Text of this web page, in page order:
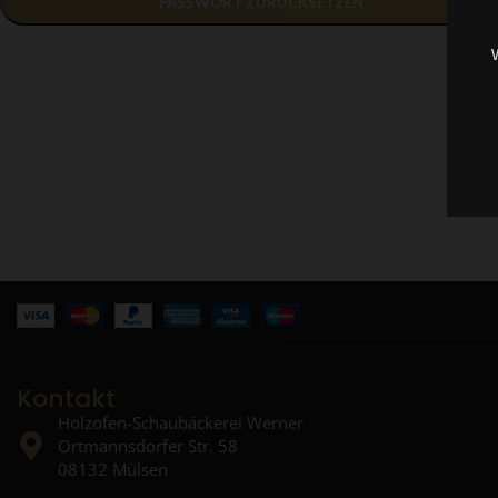
Kontakt
Holzofen-Schaubäckerei Werner
Ortmannsdorfer Str. 58
08132 Mülsen